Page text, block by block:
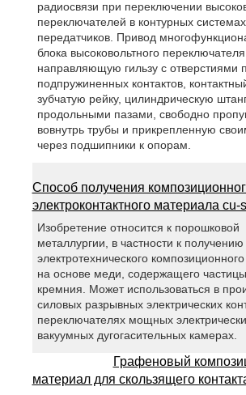
радиосвязи при переключении
переключателей в контурных
передатчиков. Привод
блока высоковольтного
направляющую гильзу с отверстиями
подпружиненных контактов,
зубчатую рейку, цилиндрическую
продольными пазами, свободно
вовнутрь трубы и прикрепленную
через подшипники к опорам.
Способ получения
электроконтактного материала cu-
Изобретение относится к порошковой
металлургии, в частности к получению
электротехнического
на основе меди, содержащего
кремния. Может использоваться в
силовых разрывных электрических
переключателях мощных
вакуумных дугогасительных камерах.
Графеновый
материал для скользящего